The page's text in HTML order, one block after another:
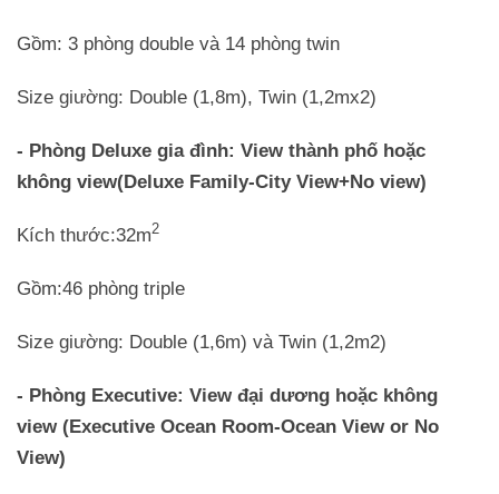
Gồm: 3 phòng double và 14 phòng twin
Size giường: Double (1,8m), Twin (1,2mx2)
- Phòng Deluxe gia đình: View thành phố hoặc
không view(Deluxe Family-City View+No view)
Kích thước:32m2
Gồm:46 phòng triple
Size giường: Double (1,6m) và Twin (1,2m2)
- Phòng Executive: View đại dương hoặc không
view (Executive Ocean Room-Ocean View or No
View)